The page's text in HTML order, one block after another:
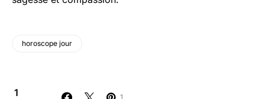
horoscope jour
1 1